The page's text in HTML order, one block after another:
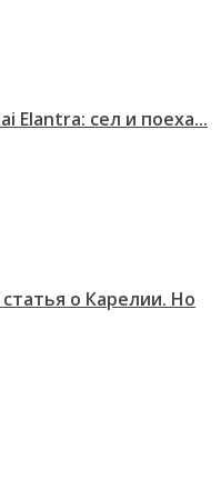
Elantra: сел и поеха...
о Карелии. Но